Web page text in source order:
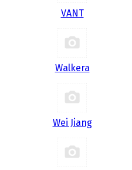
VANT
Walkera
Wei Jiang